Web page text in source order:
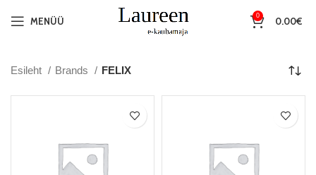
MENÜÜ 0 0.00€
Esileht Brands FELIX